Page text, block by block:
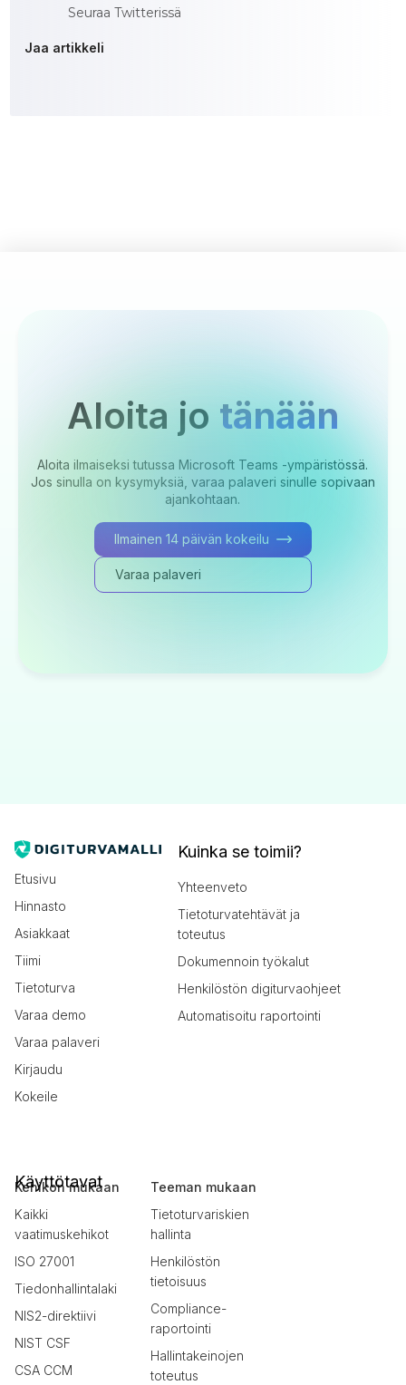
Seuraa Twitterissä
Jaa artikkeli
Aloita jo tänään
Aloita ilmaiseksi tutussa Microsoft Teams -ympäristössä.
Jos sinulla on kysymyksiä, varaa palaveri sinulle sopivaan
ajankohtaan.
Ilmainen 14 päivän kokeilu
Varaa palaveri
Etusivu
Hinnasto
Asiakkaat
Tiimi
Tietoturva
Varaa demo
Varaa palaveri
Kirjaudu
Kokeile
Kuinka se toimii?
Yhteenveto
Tietoturvatehtävät ja
toteutus
Dokumennoin työkalut
Henkilöstön digiturvaohjeet
Automatisoitu raportointi
Käyttötavat
Kehikon mukaan
Kaikki
vaatimuskehikot
ISO 27001
Tiedonhallintalaki
NIS2-direktiivi
NIST CSF
CSA CCM
Teeman mukaan
Tietoturvariskien
hallinta
Henkilöstön
tietoisuus
Compliance-
raportointi
Hallintakeinojen
toteutus